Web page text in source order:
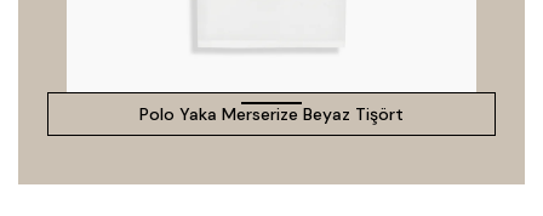
Polo Yaka Merserize Beyaz Tişört